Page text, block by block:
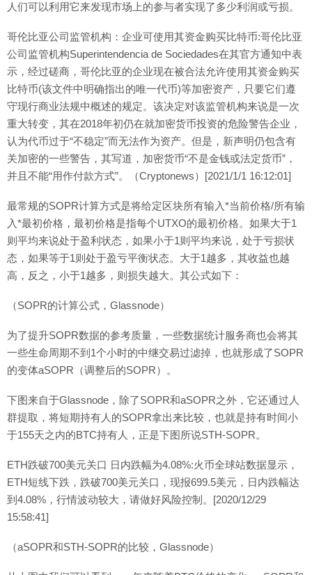
人们可以利用它来发现市场上的参与者实现了多少利润或亏损。
哥伦比亚公司监管机构：企业可使用其资金购买比特币:哥伦比亚
公司监管机构Superintendencia de Sociedades在其官方通知中表
示，经过磋商，哥伦比亚的企业现在被合法允许使用其资金购买
比特币(该文件中明确指出的唯一代币)等加密资产，只要它们遵
守现行商业法规中概述的规定。该决定对该监管机构来说是一次
重大转变，其在2018年初仍在就加密货币投资的危险警告企业，
认为代币过于“不稳定”而无法作为资产。但是，新声明仍包含有
关加密的一些警告，其写道，加密货币“不是金钱或法定货币”，
并且不能“用作付款方式”。（Cryptonews）[2021/1/1 16:12:01]
最常规的SOPR计算方式是将给定区块所有输入*当前价格/所有输
入*最初价格，最初价格是指每个UTXO的最初价格。如果大于1
则平均来说处于盈利状态，如果小于1则平均来说，处于亏损状
态，如果等于1则处于盈亏平衡状态。大于1越多，其收益也越
高，反之，小于1越多，则损失越大。其公式如下：
（SOPR的计算公式，Glassnode）
为了提升SOPR数据的参考质量，一些数据统计服务商也会将其
一些生命周期不到1个小时的中继交易过滤掉，也就形成了SOPR
的变体aSOPR（调整后的SOPR）。
下图来自于Glassnode，除了SOPR和aSOPR之外，它还通过人
群提取，将短期持有人的SOPR拿出来比较，也就是持有时间小
于155天之内的BTC持有人，正是下图所说STH-SOPR。
ETH跌破700美元关口 日内跌幅为4.08%:火币全球站数据显示，
ETH短线下跌，跌破700美元关口，现报699.5美元，日内跌幅达
到4.08%，行情波动较大，请做好风险控制。[2020/12/29
15:58:41]
（aSOPR和STH-SOPR的比较，Glassnode）